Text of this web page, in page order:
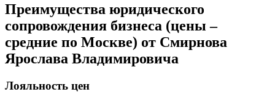
Преимущества юридического
сопровождения бизнеса (цены –
средние по Москве) от Смирнова
Ярослава Владимировича
Лояльность цен